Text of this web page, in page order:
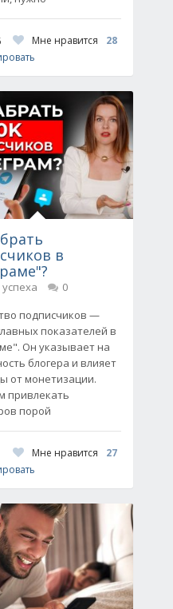
Мне нравится
28
в
0
подписчиков —
показателей в
Он указывает на
блогера и влияет
от монетизации.
привлекать
порой
Мне нравится
27